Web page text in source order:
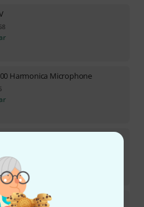
Harmonica Microphone
B-Stock